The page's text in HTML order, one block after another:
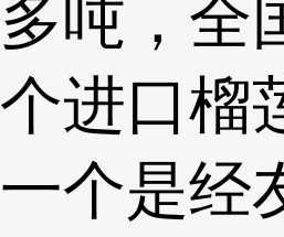
多吨，全
个进口榴
一个是经